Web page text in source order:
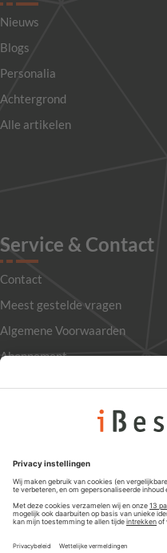
Nieuws
Blogs
Personalia
Achtergrond
Alle artikelen
Service & Contact
Contact
Meest gestelde vragen
Algemene Voorwaarden
Abonnement
Privacyinstellingen